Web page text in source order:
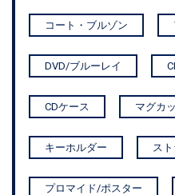
コート・ブルゾン
DVD/ブルーレイ
CDケース マグカ
キーホルダー ス
プロマイド/ポスター